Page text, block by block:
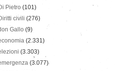
Pietro (101)
civili (276)
Gallo (9)
(2.331)
(3.303)
(3.077)